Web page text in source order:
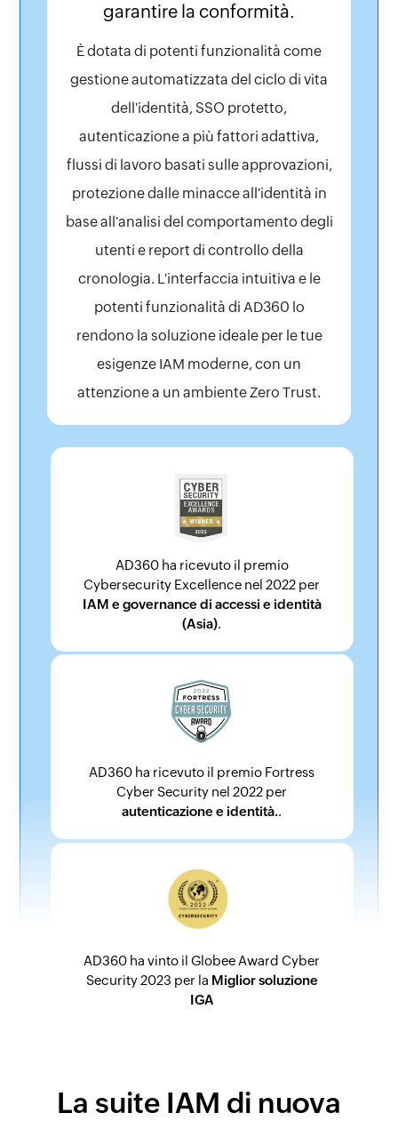
garantire la conformità.
È dotata di potenti funzionalità come
gestione automatizzata del ciclo di vita
dell'identità, SSO protetto,
autenticazione a più fattori adattiva,
flussi di lavoro basati sulle approvazioni,
protezione dalle minacce all'identità in
base all'analisi del comportamento degli
utenti e report di controllo della
cronologia. L'interfaccia intuitiva e le
potenti funzionalità di AD360 lo
rendono la soluzione ideale per le tue
esigenze IAM moderne, con un
attenzione a un ambiente Zero Trust.
AD360 ha ricevuto il premio
Cybersecurity Excellence nel 2022 per
IAM e governance di accessi e identità
(Asia).
AD360 ha ricevuto il premio Fortress
Cyber Security nel 2022 per
autenticazione e identità..
AD360 ha vinto il Globee Award Cyber
Security 2023 per la Miglior soluzione
IGA
La suite IAM di nuova